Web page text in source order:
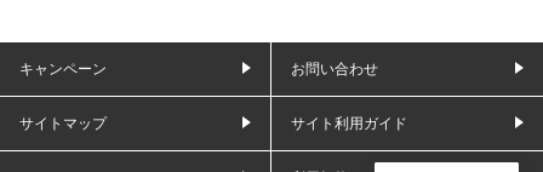
キャンペーン お問い合わせ
サイトマップ サイト利用ガイド